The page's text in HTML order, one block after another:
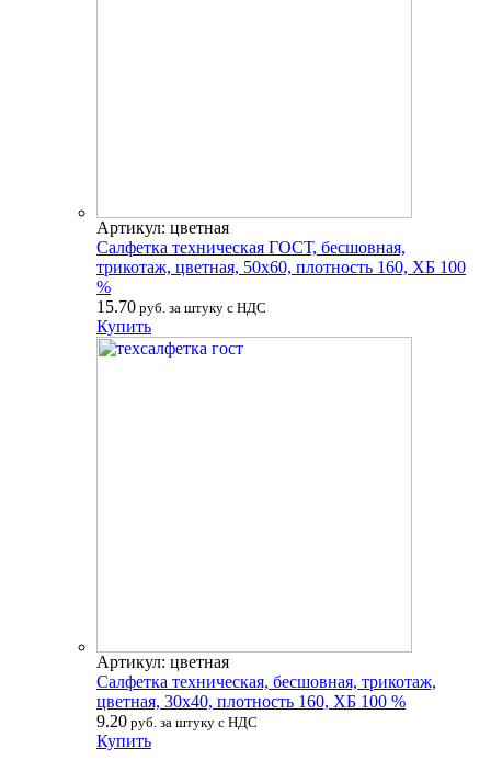
Артикул: цветная
Салфетка техническая ГОСТ, бесшовная,
трикотаж, цветная, 50х60, плотность 160, ХБ 100
%
15.70 руб. за штуку с НДС
Купить
Артикул: цветная
Салфетка техническая, бесшовная, трикотаж,
цветная, 30х40, плотность 160, ХБ 100 %
9.20 руб. за штуку с НДС
Купить